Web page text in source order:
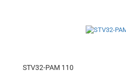
STV32-PAM 110